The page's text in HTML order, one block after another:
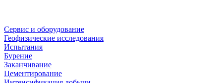
Сервис и оборудование
Геофизические исследования
Испытания
Бурение
Заканчивание
Цементирование